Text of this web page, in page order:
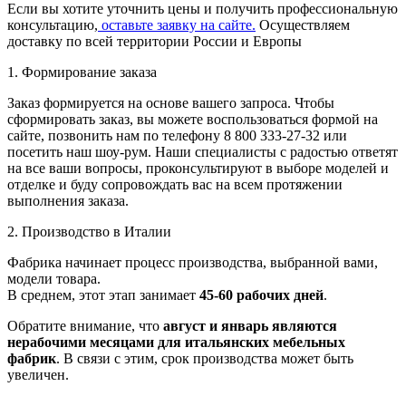
Если вы хотите уточнить цены и получить профессиональную
консультацию, оставьте заявку на сайте. Осуществляем
доставку по всей территории России и Европы
1. Формирование заказа
Заказ формируется на основе вашего запроса. Чтобы
сформировать заказ, вы можете воспользоваться формой на
сайте, позвонить нам по телефону 8 800 333-27-32 или
посетить наш шоу-рум. Наши специалисты с радостью ответят
на все ваши вопросы, проконсультируют в выборе моделей и
отделке и буду сопровождать вас на всем протяжении
выполнения заказа.
2. Производство в Италии
Фабрика начинает процесс производства, выбранной вами,
модели товара.
В среднем, этот этап занимает 45-60 рабочих дней.
Обратите внимание, что август и январь являются
нерабочими месяцами для итальянских мебельных
фабрик. В связи с этим, срок производства может быть
увеличен.